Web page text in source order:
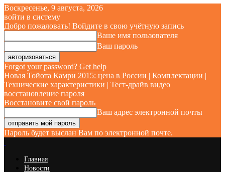
Воскресенье, 9 августа, 2026
войти в систему
Добро пожаловать! Войдите в свою учётную запись
Ваше имя пользователя
Ваш пароль
Forgot your password? Get help
Новая Тойота Камри 2015: цена в России | Комплектации |
Технические характеристики | Тест-драйв видео
восстановление пароля
Восстановите свой пароль
Ваш адрес электронной почты
Пароль будет выслан Вам по электронной почте.
Главная
Новости